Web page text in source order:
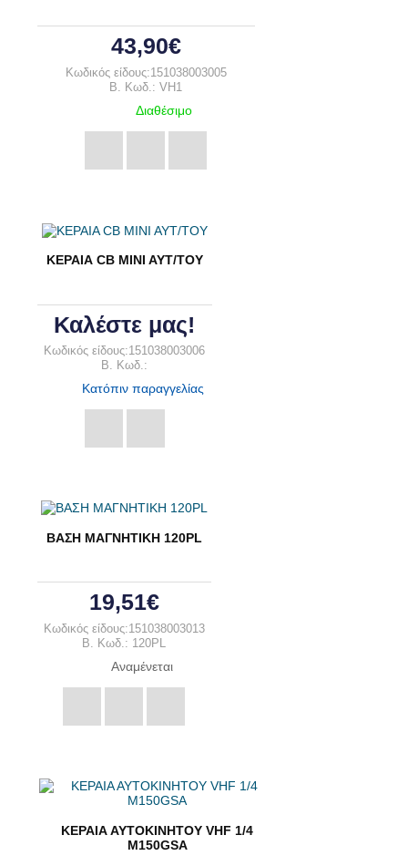
43,90€
Κωδικός είδους:151038003005
B. Κωδ.: VH1
Διαθέσιμο
ΚΕΡΑΙΑ CB ΜΙΝΙ ΑΥΤ/ΤΟΥ
Καλέστε μας!
Κωδικός είδους:151038003006
B. Κωδ.:
Κατόπιν παραγγελίας
ΒΑΣΗ ΜΑΓΝΗΤΙΚΗ 120PL
19,51€
Κωδικός είδους:151038003013
B. Κωδ.: 120PL
Αναμένεται
ΚΕΡΑΙΑ ΑΥΤΟΚΙΝΗΤΟΥ VHF 1/4
M150GSA